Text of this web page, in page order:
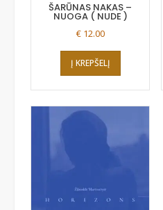
ŠARŪNAS NAKAS –
NUOGA ( NUDE )
€ 12.00
Į KREPŠELĮ